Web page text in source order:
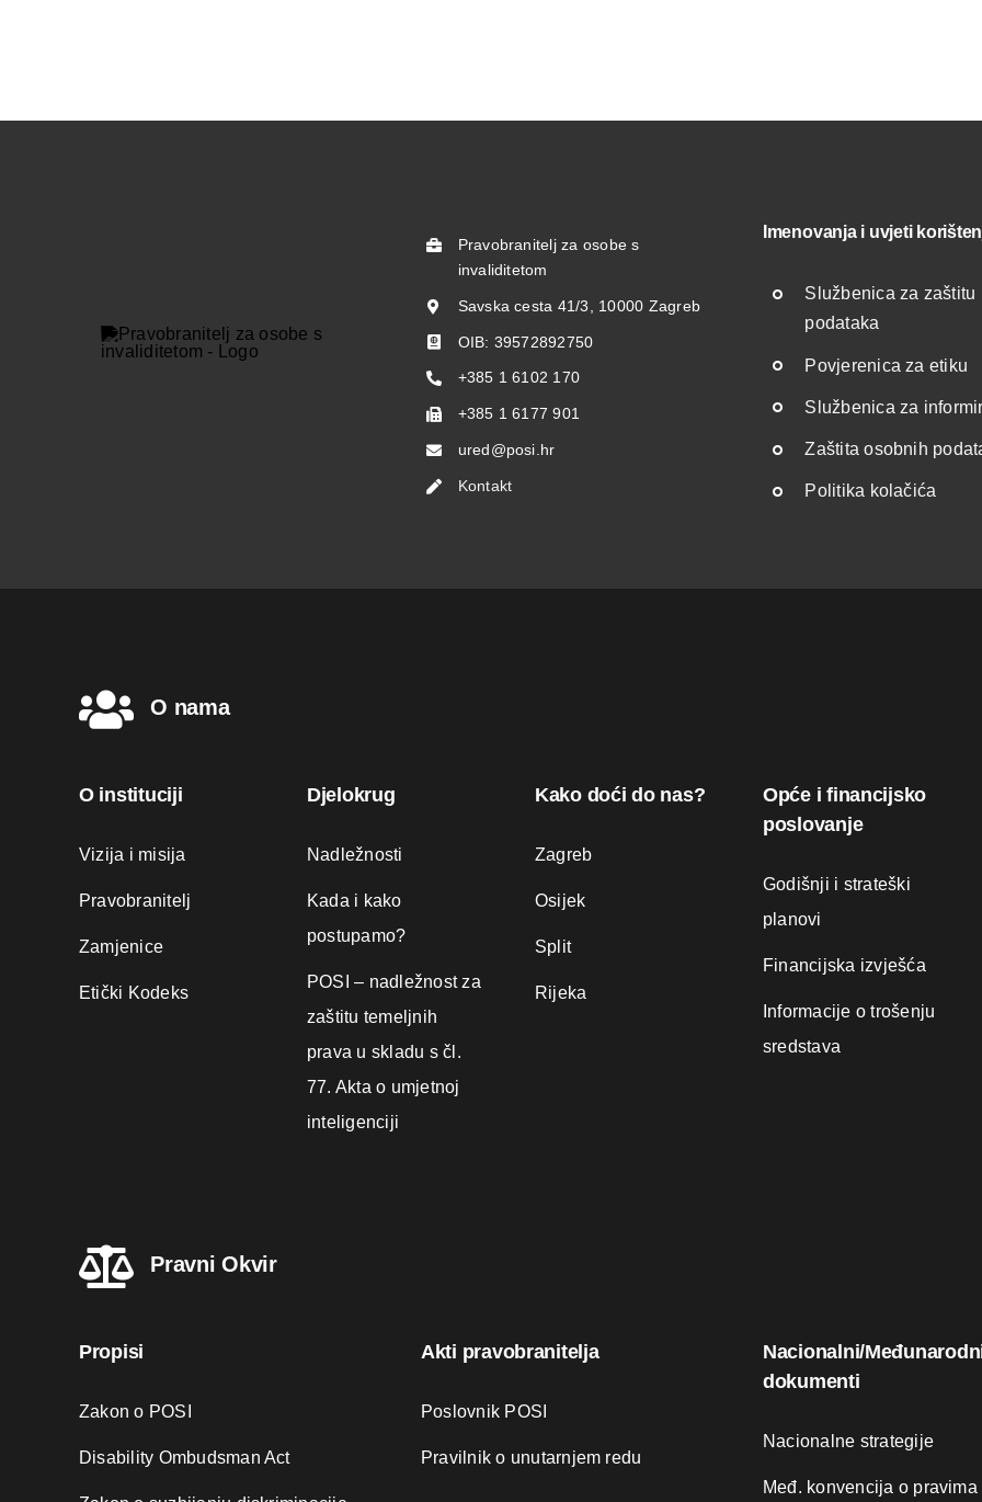
Pravobranitelj za osobe s
invaliditetom
Savska cesta 41/3, 10000 Zagreb
OIB: 39572892750
+385 1 6102 170
+385 1 6177 901
ured@posi.hr
Kontakt
Imenovanja i uvjeti
Službenica za zaštitu
podataka
Povjerenica za etiku
Službenica za
Zaštita osobnih
Politika kolačića
O nama
O instituciji
Vizija i misija
Pravobranitelj
Zamjenice
Etički Kodeks
Djelokrug
Nadležnosti
Kada i kako
postupamo?
POSI – nadležnost za
zaštitu temeljnih
prava u skladu s čl.
77. Akta o umjetnoj
inteligenciji
Kako doći do nas?
Zagreb
Osijek
Split
Rijeka
Opće i financijsko
poslovanje
Godišnji i strateški
planovi
Financijska izvješća
Informacije o trošenju
sredstava
Pravni Okvir
Propisi
Zakon o POSI
Disability Ombudsman Act
Akti pravobranitelja
Poslovnik POSI
Pravilnik o unutarnjem redu
Nacionalni/
dokumenti
Nacionalne strategije
Međ. konvencija o